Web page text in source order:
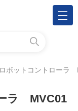
ボットコントローラ
ラ MVC01